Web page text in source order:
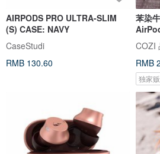
AIRPODS PRO ULTRA-SLIM
(S) CASE: NAVY
CaseStudi
RMB 130.60
苯染
代
COZI
RMB
独家